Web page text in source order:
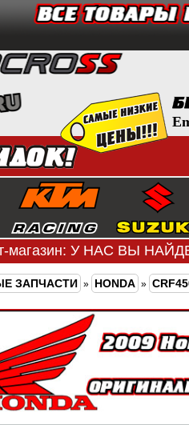
магазин: У НАС ВЫ
ЗАПЧАСТИ » HONDA »